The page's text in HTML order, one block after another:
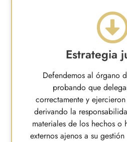
Estrategia
Defendemos al órgano
probando que
correctamente y
derivando la
materiales de los hechos o
externos ajenos a su